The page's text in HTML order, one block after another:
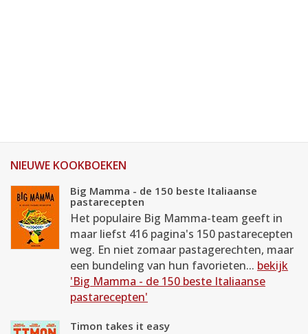
NIEUWE KOOKBOEKEN
Big Mamma - de 150 beste Italiaanse
pastarecepten
Het populaire Big Mamma-team geeft in
maar liefst 416 pagina's 150 pastarecepten
weg. En niet zomaar pastagerechten, maar
een bundeling van hun favorieten... bekijk
'Big Mamma - de 150 beste Italiaanse
pastarecepten'
Timon takes it easy